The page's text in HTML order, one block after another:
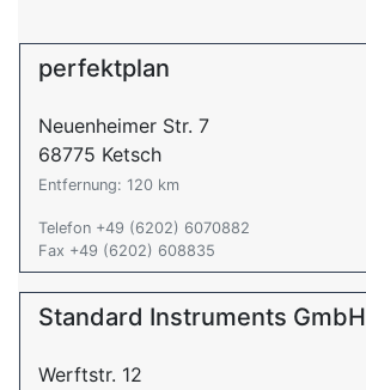
perfektplan
Neuenheimer Str. 7
68775 Ketsch
Entfernung: 120 km
Telefon +49 (6202) 6070882
Fax +49 (6202) 608835
Standard Instruments GmbH
Werftstr. 12